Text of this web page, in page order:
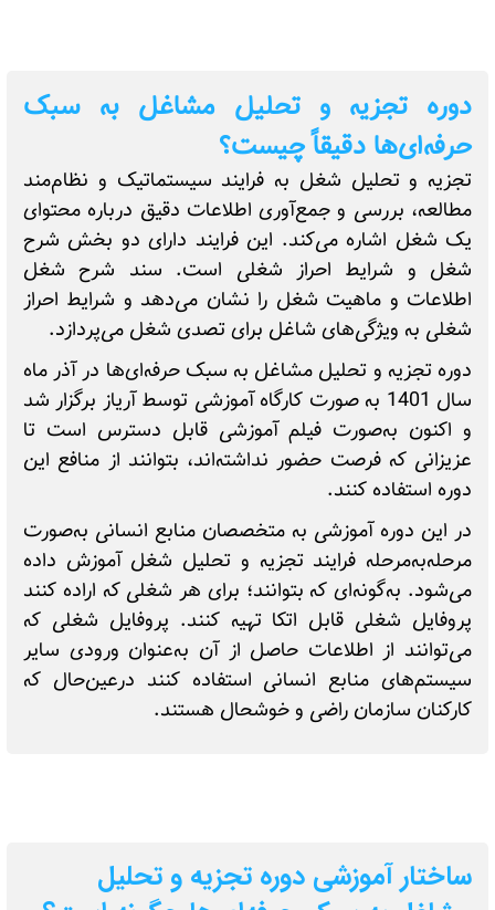
دوره تجزیه و تحلیل مشاغل به سبک
حرفه‌ای‌ها دقیقاً چیست؟
تجزیه و تحلیل شغل به فرایند سیستماتیک و نظام‌مند
مطالعه، بررسی و جمع‌آوری اطلاعات دقیق درباره محتوای
یک شغل اشاره می‌کند. این فرایند دارای دو بخش شرح
شغل و شرایط احراز شغلی است. سند شرح شغل
اطلاعات و ماهیت شغل را نشان می‌دهد و شرایط احراز
شغلی به ویژگی‌های شاغل برای تصدی شغل می‌پردازد.
دوره تجزیه و تحلیل مشاغل به سبک حرفه‌ای‌ها در آذر ماه
سال 1401 به صورت کارگاه آموزشی توسط آریاز برگزار شد
و اکنون به‌صورت فیلم آموزشی قابل دسترس است تا
‌عزیزانی که فرصت حضور نداشته‌اند، بتوانند از منافع این
دوره استفاده کنند.
در این دوره آموزشی به متخصصان منابع انسانی به‌صورت
مرحله‌به‌مرحله فرایند تجزیه و تحلیل شغل آموزش داده
می‌شود. به‌گونه‌ای که بتوانند؛ برای هر شغلی که اراده کنند
پروفایل شغلی قابل اتکا تهیه کنند. پروفایل شغلی که
می‌توانند از اطلاعات حاصل از آن به‌عنوان ورودی سایر
سیستم‌های منابع انسانی استفاده کنند درعین‌حال که
کارکنان سازمان راضی و خوشحال هستند.
ساختار آموزشی دوره تجزیه و تحلیل